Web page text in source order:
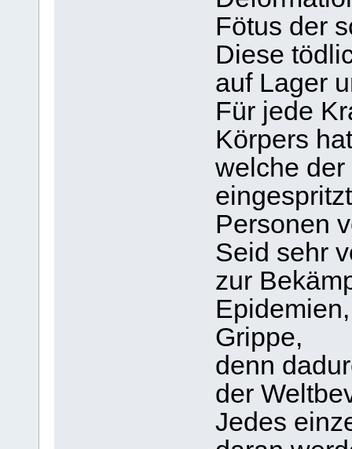
Fötus der
Diese
auf Lager
Für jede
Körpers
welche
Personen
Seid sehr
zur
Grippe,
denn
der
Jedes